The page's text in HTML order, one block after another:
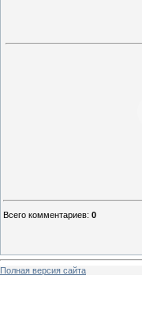
Всего комментариев: 0
Полная версия сайта